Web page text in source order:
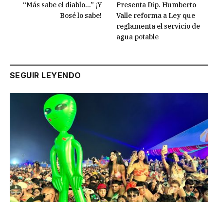
“Más sabe el diablo…” ¡Y
Bosé lo sabe!
Presenta Dip. Humberto
Valle reforma a Ley que
reglamenta el servicio de
agua potable
SEGUIR LEYENDO